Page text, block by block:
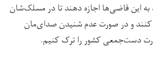
به این قاضی‌ها اجازه دهند تا در مسلک‌شان
و در صورت عدم شنیدن صدای‌مان
دست‌جمعی کشور را ترک کنیم.